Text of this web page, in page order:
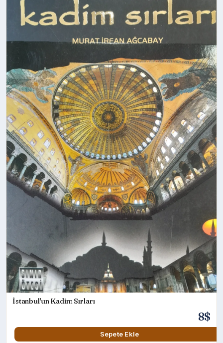
İstanbul'un Kadim Sırları
8$
Sepete Ekle